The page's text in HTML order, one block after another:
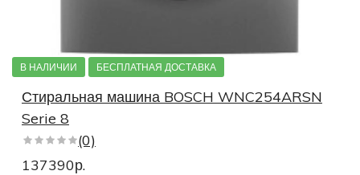
В НАЛИЧИИ БЕСПЛАТНАЯ ДОСТАВКА
Стиральная машина BOSCH WNC254ARSN
Serie 8
(0)
137390р.